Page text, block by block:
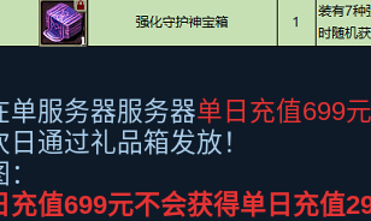
单服务器服务器单日充值699元
通过礼品箱发放！
充值699元不会获得单日充值